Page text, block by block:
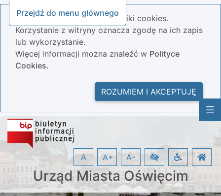
Przejdź do menu głównego
Nasza strona wykorzystuje pliki cookies.
Korzystanie z witryny oznacza zgodę na ich zapis
lub wykorzystanie.
Więcej informacji można znaleźć w Polityce
Cookies.
ROZUMIEM I AKCEPTUJĘ
Urząd Miasta Oświęcim
A A+ A-